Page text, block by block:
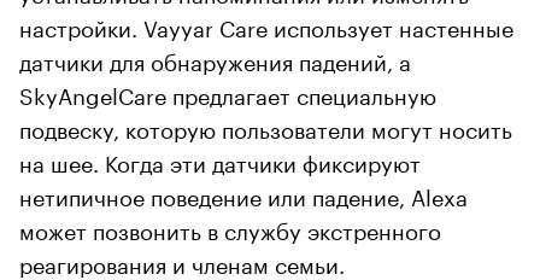
настройки. Vayyar Care использует настенные
датчики для обнаружения падений, а
SkyAngelCare предлагает специальную
подвеску, которую пользователи могут носить
на шее. Когда эти датчики фиксируют
нетипичное поведение или падение, Alexa
может позвонить в службу экстренного
реагирования и членам семьи.